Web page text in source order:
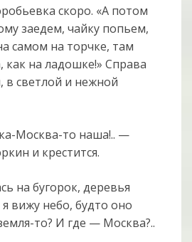
скоро. «А потом
заедем, чайку попьем,
самом на торчке, там
как на ладошке!» Справа
в светлой и нежной
Москва-то наша!.. —
и крестится.
на бугорок, деревья
вижу небо, будто оно
то? И где — Москва?..